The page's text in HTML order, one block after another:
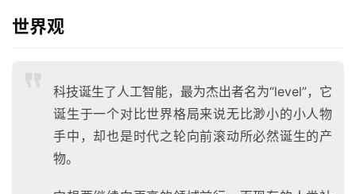
世界观
科技诞生了人工智能，最为杰出者名为“level”，它
诞生于一个对比世界格局来说无比渺小的小人物
手中，却也是时代之轮向前滚动所必然诞生的产
物。